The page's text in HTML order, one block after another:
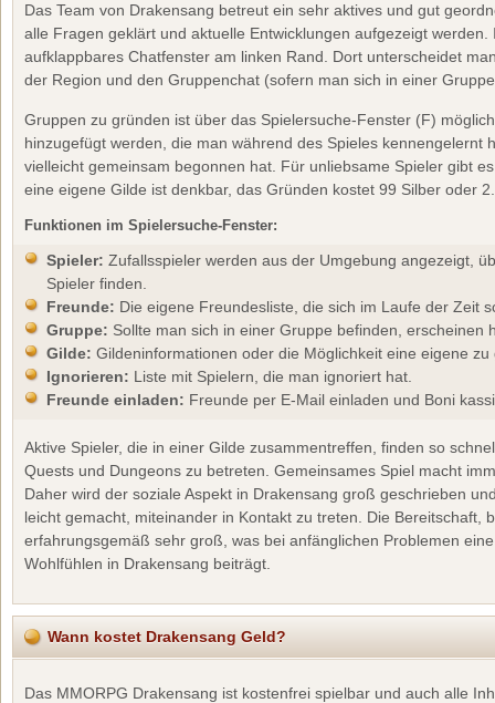
Das Team von Drakensang betreut ein sehr aktives und gut
alle Fragen geklärt und aktuelle Entwicklungen aufgezeigt
aufklappbares Chatfenster am linken Rand. Dort unterscheidet
der Region und den Gruppenchat (sofern man sich in einer
Gruppen zu gründen ist über das Spielersuche-Fenster (F)
hinzugefügt werden, die man während des Spieles kennengelernt
vielleicht gemeinsam begonnen hat. Für unliebsame Spieler gibt
eine eigene Gilde ist denkbar, das Gründen kostet 99 Silber oder
Funktionen im Spielersuche-Fenster:
Spieler: Zufallsspieler werden aus der Umgebung angezeigt,
Spieler finden.
Freunde: Die eigene Freundesliste, die sich im Laufe der Zeit
Gruppe: Sollte man sich in einer Gruppe befinden, erscheinen
Gilde: Gildeninformationen oder die Möglichkeit eine eigene zu
Ignorieren: Liste mit Spielern, die man ignoriert hat.
Freunde einladen: Freunde per E-Mail einladen und Boni
Aktive Spieler, die in einer Gilde zusammentreffen, finden so
Quests und Dungeons zu betreten. Gemeinsames Spiel macht
Daher wird der soziale Aspekt in Drakensang groß geschrieben
leicht gemacht, miteinander in Kontakt zu treten. Die Bereitschaft,
erfahrungsgemäß sehr groß, was bei anfänglichen Problemen
Wohlfühlen in Drakensang beiträgt.
Wann kostet Drakensang Geld?
Das MMORPG Drakensang ist kostenfrei spielbar und auch alle